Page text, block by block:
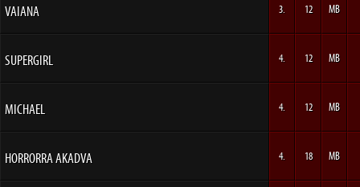
VAIANA 3. 12 MB
SUPERGIRL 4. 12 MB
MICHAEL 4. 12 MB
HORRORRA AKADVA 4. 18 MB